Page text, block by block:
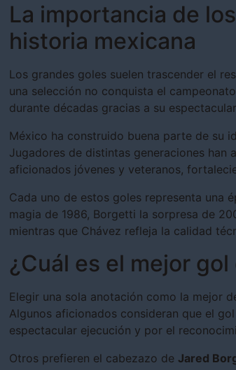
La importancia de
historia mexicana
Los grandes goles suelen trascender el
una selección no conquista el
durante décadas gracias a su
México ha construido buena parte de su
Jugadores de distintas generaciones
aficionados jóvenes y veteranos,
Cada uno de estos goles representa una
magia de 1986, Borgetti la sorpresa de
mientras que Chávez refleja la calidad
¿Cuál es el mejor
Elegir una sola anotación como la mejor
Algunos aficionados consideran que el
espectacular ejecución y por el
Otros prefieren el cabezazo deJared